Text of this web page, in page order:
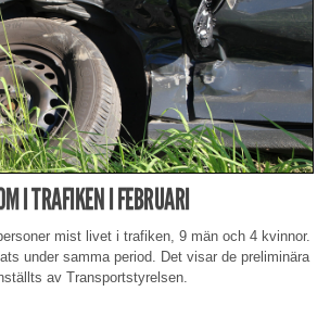
I TRAFIKEN I FEBRUARI
mist livet i trafiken, 9 män och 4 kvinnor.
under samma period. Det visar de preliminära
av Transportstyrelsen.